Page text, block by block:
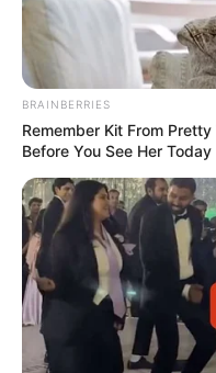
Participe
WhatsApp!
Fique informado em
notícias de Paraguaçu
Clique aqui
BRAINBERRIES
Remember Kit From
Before You See Her Today